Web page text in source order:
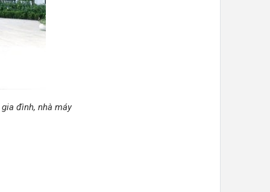
đình, nhà máy